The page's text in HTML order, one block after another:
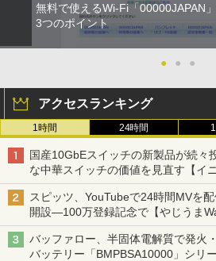
無料で使えるWi-Fi「00000JAPAN
3つのポイント
● ● ●
アクセスランキング
1時間 24時間
国産10GbEスイッチの新製品が続々
な中華スイッチの価値を見直す【イ
スピッツ、YouTubeで24時間MVを
開設―100万登録記念で【やじうま
バッファロー、半固体電解質で発火
バッテリー「BMPBSA10000」シリ